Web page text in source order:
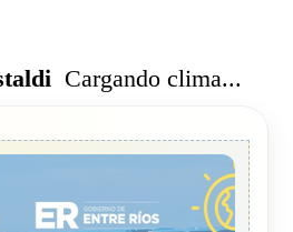
Cargando clima...